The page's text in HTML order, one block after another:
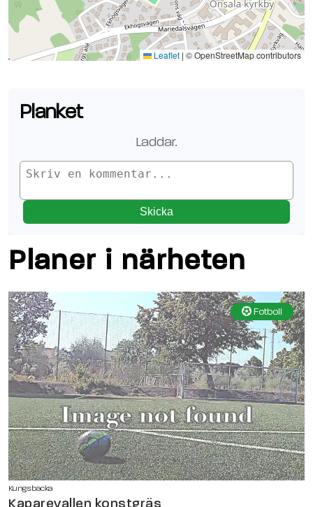
Leaflet | © OpenStreetMap contributors
Se planen på Google Maps
Planket
Laddar.
Skicka
Planer i närheten
Fotboll
Kungsbacka
Kaparevallen konstgräs